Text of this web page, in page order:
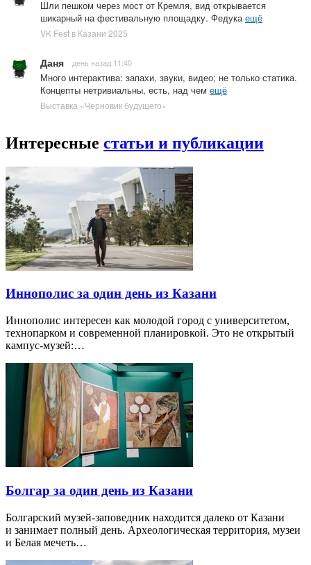
Шли пешком через мост от Кремля, вид открывается
шикарный на фестивальную площадку. Федукаещё
VK Fest в Казани 2025
Даня день назад 11:40
Много интерактива: запахи, звуки, видео; не только статика.
Концепты нетривиальны, есть, над чем ещё
Выставка «Черновик будущего»
Интересные статьи и публикации
Иннополис за один день из Казани
Иннополис интересен как молодой город с университетом,
технопарком и современной планировкой. Это не открытый
кампус-музей:…
Болгар за один день из Казани
Болгарский музей-заповедник находится далеко от Казани
и занимает полный день. Археологическая территория, музеи
и Белая мечеть…